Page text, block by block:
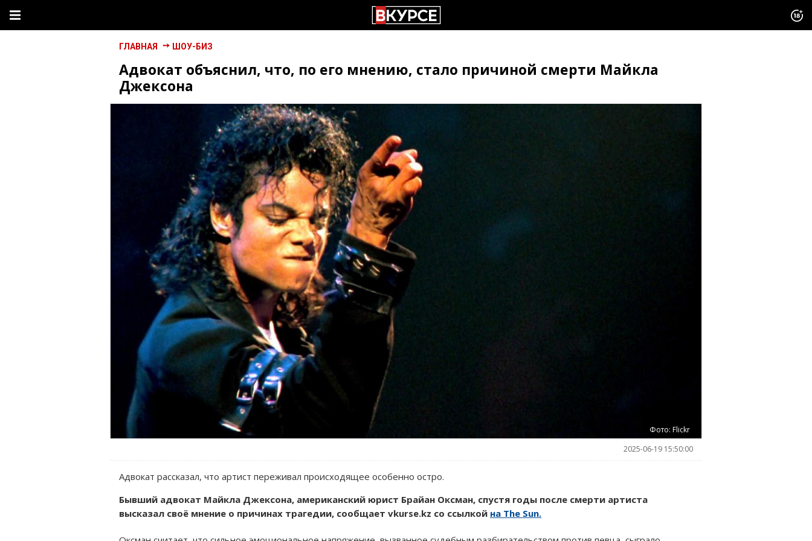
ГЛАВНАЯ ШОУ-БИЗ
Адвокат объяснил, что, по его мнению, стало причиной смерти Майкла
Джексона
Фото: Flickr
2025-06-19 15:50:00
Адвокат рассказал, что артист переживал происходящее особенно остро.
Бывший адвокат Майкла Джексона, американский юрист Брайан Оксман, спустя годы после смерти артиста
высказал своё мнение о причинах трагедии, сообщает vkurse.kz со ссылкой на The Sun.